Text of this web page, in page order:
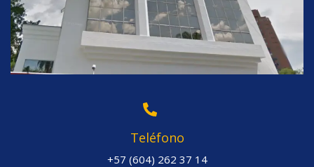
Teléfono
+57 (604) 262 37 14